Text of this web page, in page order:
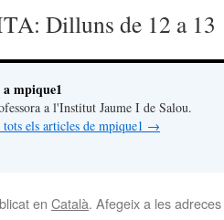
Dilluns de 12 a 13
mpique1
a l'Institut Jaume I de Salou.
els articles de mpique1 →
en Català. Afegeix a les